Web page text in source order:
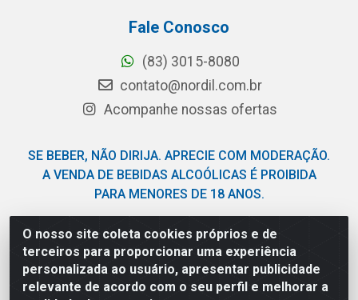
O nosso site coleta cookies próprios e de
terceiros para proporcionar uma experiência
personalizada ao usuário, apresentar publicidade
relevante de acordo com o seu perfil e melhorar a
Fale Conosco
(83) 3015-8080
contato@nordil.com.br
Acompanhe nossas ofertas
SE BEBER, NÃO DIRIJA. APRECIE COM MODERAÇÃO.
A VENDA DE BEBIDAS ALCOÓLICAS É PROIBIDA
PARA MENORES DE 18 ANOS.
Nordil Distribuidora - Avenida Liberdade, 2738, Bloco F -
Sesi - Bayeux/PB - CEP 58.111-400 - CNPJ
03.775.813/0001-41